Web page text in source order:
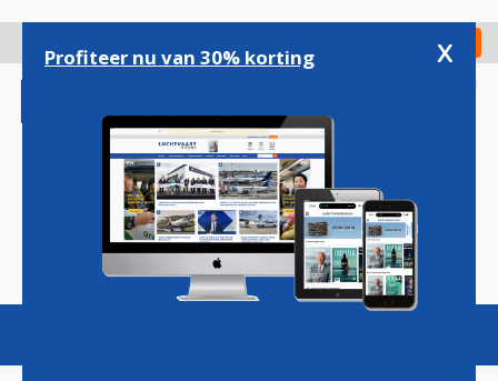
gaan
Check in
Magazine Podcasts Vacatures
Profiteer nu van 30% korting x